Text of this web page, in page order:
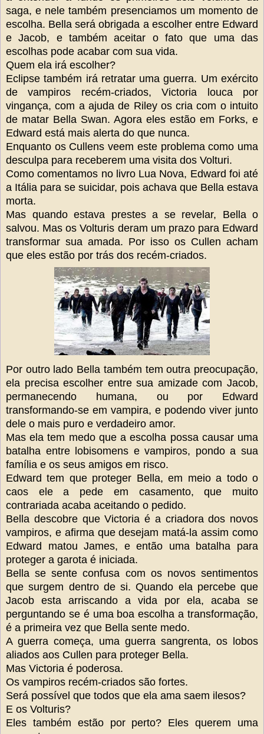
saga, e nele também presenciamos um momento de
escolha. Bella será obrigada a escolher entre Edward
e Jacob, e também aceitar o fato que uma das
escolhas pode acabar com sua vida.
Quem ela irá escolher?
Eclipse também irá retratar uma guerra. Um exército
de vampiros recém-criados, Victoria louca por
vingança, com a ajuda de Riley os cria com o intuito
de matar Bella Swan. Agora eles estão em Forks, e
Edward está mais alerta do que nunca.
Enquanto os Cullens veem este problema como uma
desculpa para receberem uma visita dos Volturi.
Como comentamos no livro Lua Nova, Edward foi até
a Itália para se suicidar, pois achava que Bella estava
morta.
Mas quando estava prestes a se revelar, Bella o
salvou. Mas os Volturis deram um prazo para Edward
transformar sua amada. Por isso os Cullen acham
que eles estão por trás dos recém-criados.
Por outro lado Bella também tem outra preocupação,
ela precisa escolher entre sua amizade com Jacob,
permanecendo humana, ou por Edward
transformando-se em vampira, e podendo viver junto
dele o mais puro e verdadeiro amor.
Mas ela tem medo que a escolha possa causar uma
batalha entre lobisomens e vampiros, pondo a sua
família e os seus amigos em risco.
Edward tem que proteger Bella, em meio a todo o
caos ele a pede em casamento, que muito
contrariada acaba aceitando o pedido.
Bella descobre que Victoria é a criadora dos novos
vampiros, e afirma que desejam matá-la assim como
Edward matou James, e então uma batalha para
proteger a garota é iniciada.
Bella se sente confusa com os novos sentimentos
que surgem dentro de si. Quando ela percebe que
Jacob esta arriscando a vida por ela, acaba se
perguntando se é uma boa escolha a transformação,
é a primeira vez que Bella sente medo.
A guerra começa, uma guerra sangrenta, os lobos
aliados aos Cullen para proteger Bella.
Mas Victoria é poderosa.
Os vampiros recém-criados são fortes.
Será possível que todos que ela ama saem ilesos?
E os Volturis?
Eles também estão por perto? Eles querem uma